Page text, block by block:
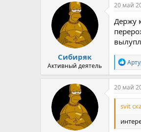
Сибиряк
Активный деятель
20 май
Держу
R
e
a
c
o
s
20 май
svit